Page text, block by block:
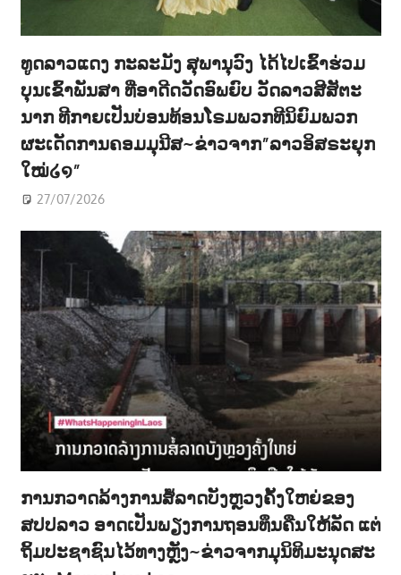
ທູດລາວແດງ ກະລະມັງ ສຸພານຸວົງ ໄດ້ໄປເຂົ້າຮ່ວມ
ບຸນເຂົ້າພັນສາ ທີ່ອາດີດວັດອົພຍົບ ວັດລາວສີສັຕະ
ນາກ ທີກາຍເປັນບ່ອນທ້ອນໂຣມພວກທີນິຍົມພວກ
ຜະເດັດການຄອມມຸນີສ~ຂ່າວຈາກ”ລາວອິສຣະຍຸກ
ໃໝ່໒໑”
27/07/2026
ການກວາດລ້າງການສໍ້ລາດບັງຫຼວງຄັ້ງໃຫຍ່ຂອງ
ສປປລາວ ອາດເປັນພຽງການຖອນທຶນຄືນໃຫ້ລັດ ແຕ່
ຖິ້ມປະຊາຊົນໄວ້ທາງຫຼັງ~ຂ່າວຈາກມຸນິທິມະນຸດສະ